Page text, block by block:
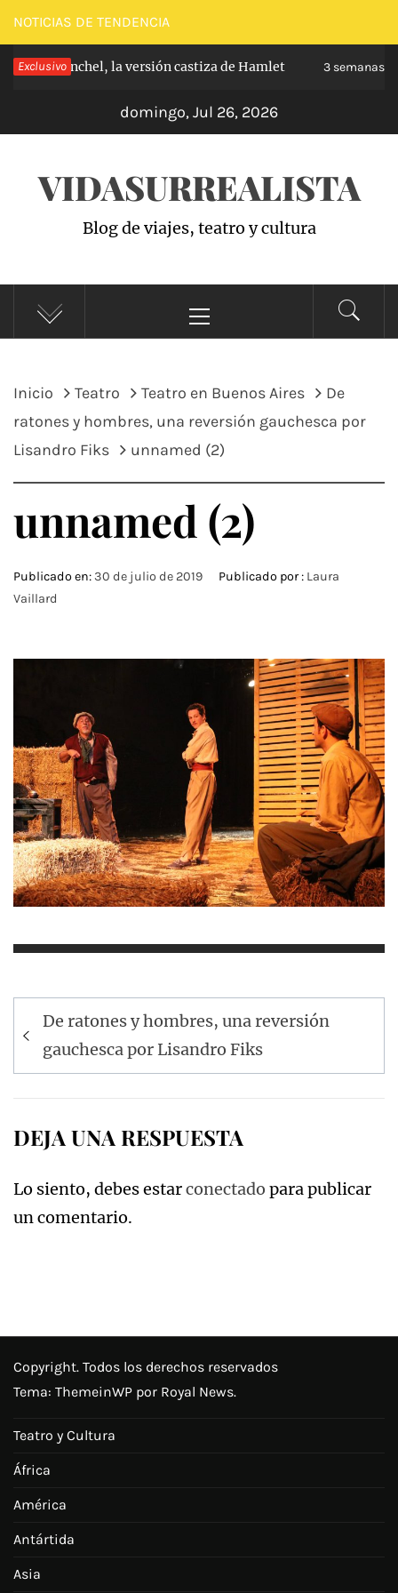
Saltar
al
contenido
NOTICIAS DE TENDENCIA
Exclusivo
Carabanchel, la versión castiza de Hamlet 3 semanas
domingo, Jul 26, 2026
VIDASURREALISTA
Blog de viajes, teatro y cultura
principal
Inicio Teatro Teatro en Buenos Aires
De
ratones y hombres, una reversión gauchesca por
Lisandro Fiks
unnamed (2)
unnamed (2)
Publicado en:30 de julio de 2019 Publicado por : Laura
Vaillard
Navegación
de
entradas
De ratones y hombres, una reversión
gauchesca por Lisandro Fiks
DEJA UNA RESPUESTA
Lo siento, debes estarconectado para publicar
un comentario.
Copyright. Todos los derechos reservados
Tema: ThemeinWP por Royal News.
Teatro y Cultura
África
América
Antártida
Asia